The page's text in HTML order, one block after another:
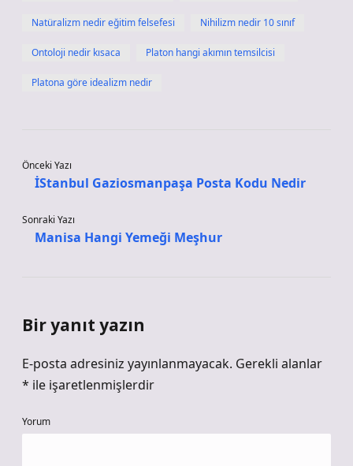
Natüralizm nedir eğitim felsefesi Nihilizm nedir 10 sınıf
Ontoloji nedir kısaca Platon hangi akımın temsilcisi
Platona göre idealizm nedir
Önceki Yazı
İStanbul Gaziosmanpaşa Posta Kodu Nedir
Sonraki Yazı
Manisa Hangi Yemeği Meşhur
Bir yanıt yazın
E-posta adresiniz yayınlanmayacak. Gerekli alanlar
* ile işaretlenmişlerdir
Yorum